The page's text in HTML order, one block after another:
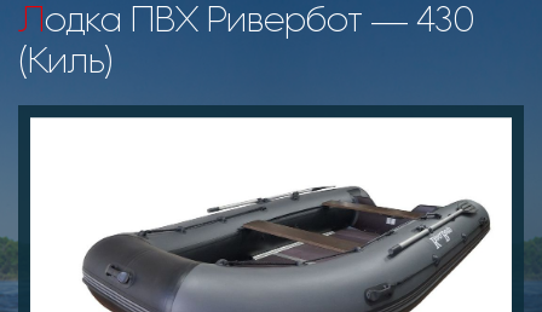
Лодка ПВХ Ривербот — 430
(Киль)